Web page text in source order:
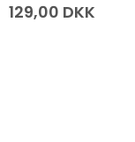
129,00 DKK